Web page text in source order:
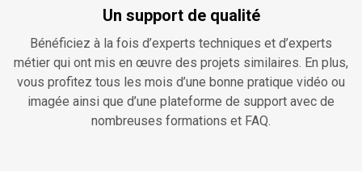
Un support de qualité
Bénéficiez à la fois d’experts techniques et d’experts
métier qui ont mis en œuvre des projets similaires. En plus,
vous profitez tous les mois d’une bonne pratique vidéo ou
imagée ainsi que d’une plateforme de support avec de
nombreuses formations et FAQ.